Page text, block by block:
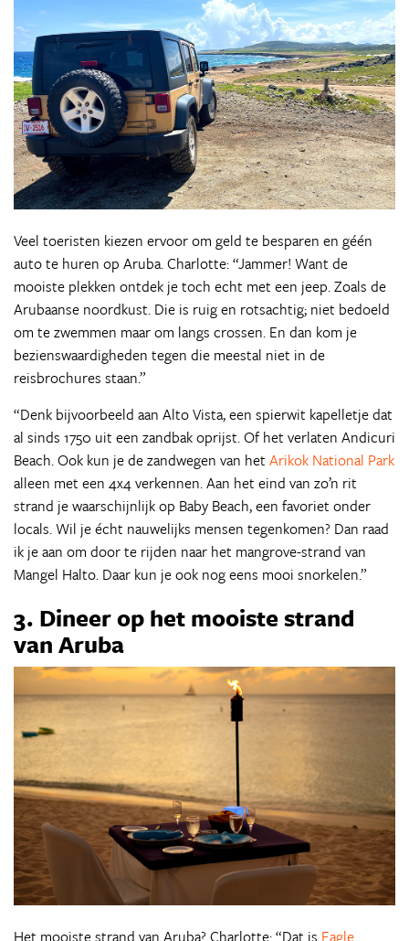
Veel toeristen kiezen ervoor om geld te besparen en géén
auto te huren op Aruba. Charlotte: “Jammer! Want de
mooiste plekken ontdek je toch echt met een jeep. Zoals de
Arubaanse noordkust. Die is ruig en rotsachtig; niet bedoeld
om te zwemmen maar om langs crossen. En dan kom je
bezienswaardigheden tegen die meestal niet in de
reisbrochures staan.”
“Denk bijvoorbeeld aan Alto Vista, een spierwit kapelletje dat
al sinds 1750 uit een zandbak oprijst. Of het verlaten Andicuri
Beach. Ook kun je de zandwegen van het Arikok National Park
alleen met een 4x4 verkennen. Aan het eind van zo’n rit
strand je waarschijnlijk op Baby Beach, een favoriet onder
locals. Wil je écht nauwelijks mensen tegenkomen? Dan raad
ik je aan om door te rijden naar het mangrove-strand van
Mangel Halto. Daar kun je ook nog eens mooi snorkelen.”
3. Dineer op het mooiste strand
van Aruba
Het mooiste strand van Aruba? Charlotte: “Dat is Eagle